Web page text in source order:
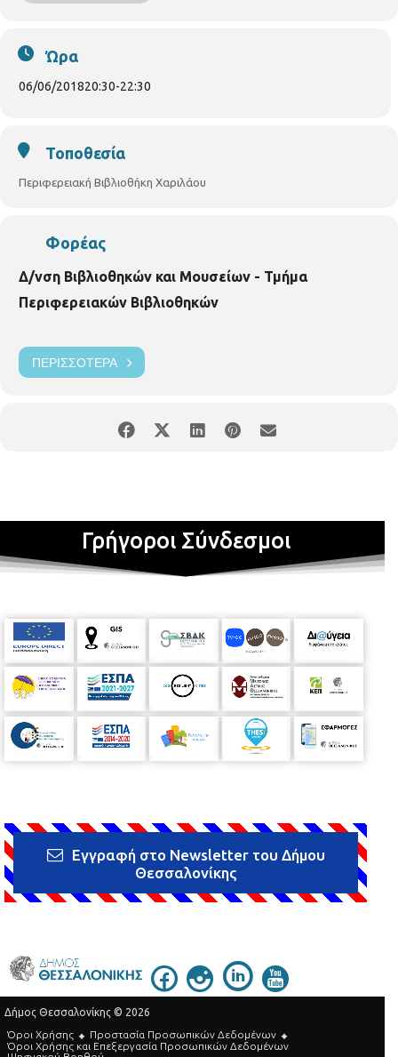
Ώρα
06/06/201820:30-22:30
Τοποθεσία
Περιφερειακή Βιβλιοθήκη Χαριλάου
Φορέας
Δ/νση Βιβλιοθηκών και Μουσείων - Τμήμα
Περιφερειακών Βιβλιοθηκών
ΠΕΡΙΣΣΌΤΕΡΑ
Γρήγοροι Σύνδεσμοι
Εγγραφή στο Newsletter του Δήμου
Θεσσαλονίκης
Δήμος Θεσσαλονίκης © 2026
Όροι Χρήσης
Προστασία Προσωπικών Δεδομένων
Όροι Xρήσης και Eπεξεργασία Προσωπικών Δεδομένων